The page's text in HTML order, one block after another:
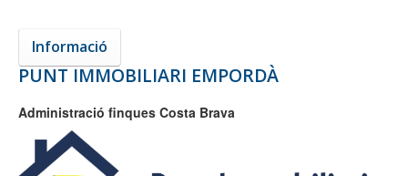
Informació
PUNT IMMOBILIARI EMPORDÀ
Administració finques Costa Brava